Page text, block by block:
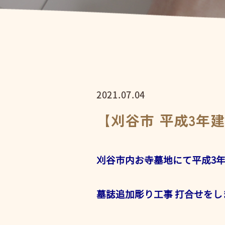
2021.07.04
【刈谷市 平成3年
刈谷市内お寺墓地にて平成3
墓誌追加彫り工事 打合せを